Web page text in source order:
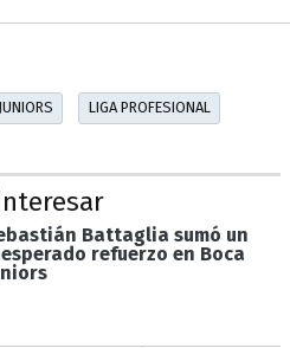
LIGA PROFESIONAL
Battaglia sumó un
refuerzo en Boca